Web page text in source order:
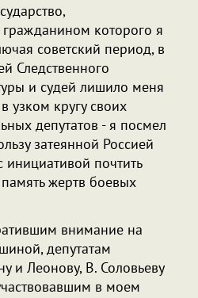
которого я
советский период, в
Следственного
и судей лишило меня
узком кругу своих
депутатов - я посмел
затеянной Россией
почтить
жертв боевых
внимание на
депутатам
и Леонову, В. Соловьеву
в моем